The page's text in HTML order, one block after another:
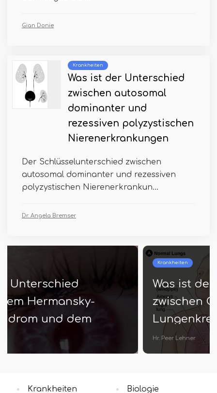
Gian Donie
Krankheiten
Was ist der Unterschied
zwischen autosomal
dominanter und
rezessiven polyzystischen
Nierenerkrankungen
Der Schlüsselunterschied zwischen
autosomal dominanter und rezessiven
polyzystischen Nierenerkrankun...
Dr. Angela Bremser
Was ist der Unterschied
zwischen COPD und
Lungenkrebs
Krankheiten Biologie